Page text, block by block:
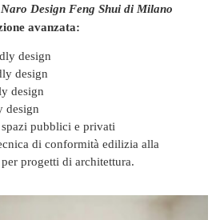
Design Feng Shui di Milano
avanzata:
design
design
design
design
pubblici e privati
di conformità edilizia alla
progetti di architettura.